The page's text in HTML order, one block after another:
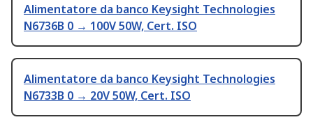
Alimentatore da banco Keysight Technologies
N6736B 0 → 100V 50W, Cert. ISO
Alimentatore da banco Keysight Technologies
N6733B 0 → 20V 50W, Cert. ISO